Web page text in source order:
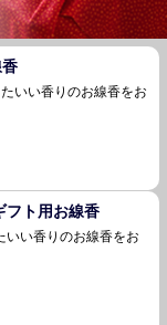
いい香りのお線香をお
フト用お線香
いい香りのお線香をお